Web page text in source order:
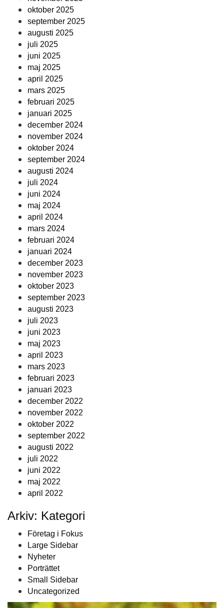
oktober 2025
september 2025
augusti 2025
juli 2025
juni 2025
maj 2025
april 2025
mars 2025
februari 2025
januari 2025
december 2024
november 2024
oktober 2024
september 2024
augusti 2024
juli 2024
juni 2024
maj 2024
april 2024
mars 2024
februari 2024
januari 2024
december 2023
november 2023
oktober 2023
september 2023
augusti 2023
juli 2023
juni 2023
maj 2023
april 2023
mars 2023
februari 2023
januari 2023
december 2022
november 2022
oktober 2022
september 2022
augusti 2022
juli 2022
juni 2022
maj 2022
april 2022
Arkiv: Kategori
Företag i Fokus
Large Sidebar
Nyheter
Porträttet
Small Sidebar
Uncategorized